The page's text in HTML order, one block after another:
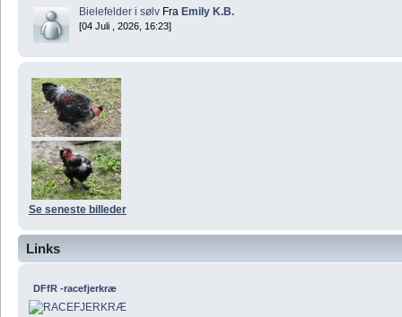
Bielefelder i sølv Fra Emily K.B.
[04 Juli , 2026, 16:23]
Se seneste billeder
Links
DFfR -racefjerkræ